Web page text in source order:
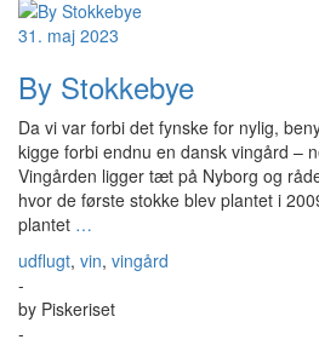
31. maj 2023
By Stokkebye
Da vi var forbi det fynske for nylig,
kigge forbi endnu en dansk vingård –
Vingården ligger tæt på Nyborg og
hvor de første stokke blev plantet i
plantet …
udflugt, vin, vingård
-
by Piskeriset
-